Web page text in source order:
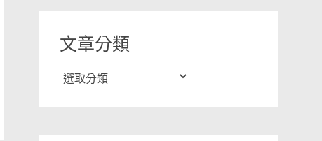
文章分類
文